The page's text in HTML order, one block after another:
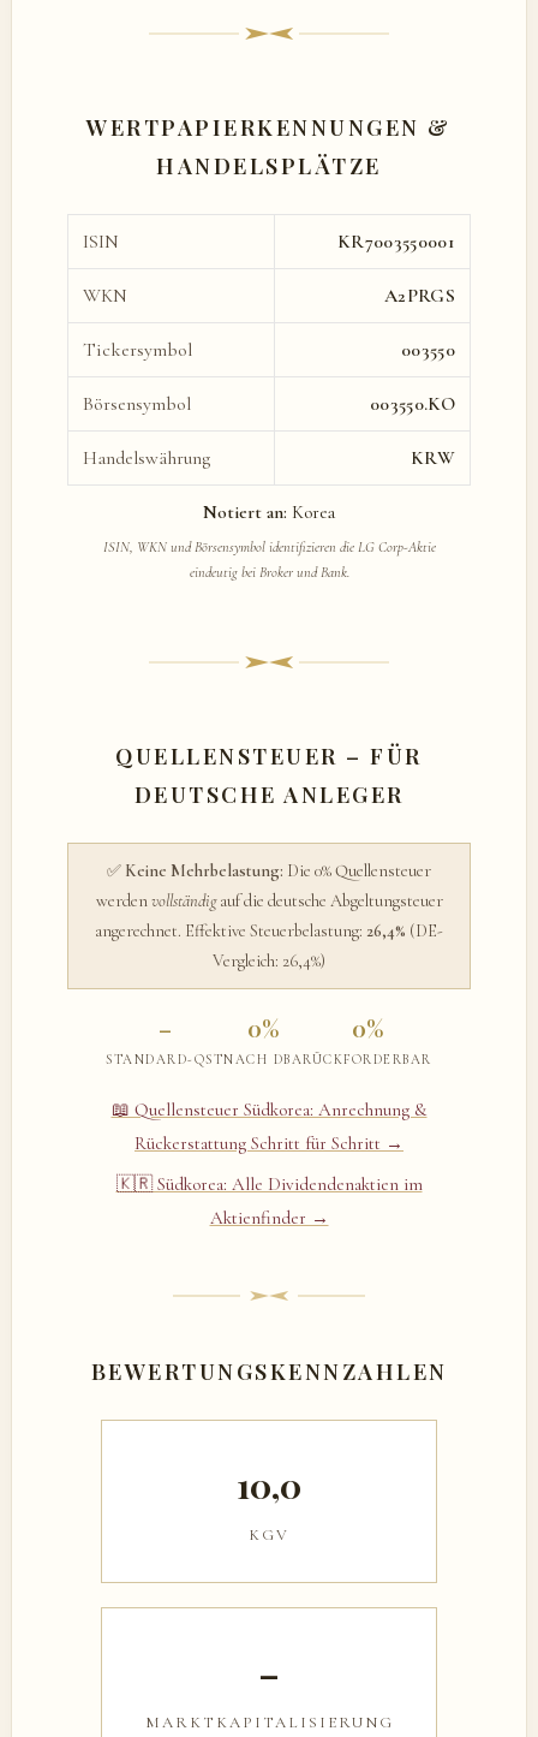
WERTPAPIERKENNUNGEN &
HANDELSPLÄTZE
ISIN KR7003550001
WKN A2PRGS
Tickersymbol 003550
Börsensymbol 003550.KO
Handelswährung KRW
Notiert an: Korea
ISIN, WKN und Börsensymbol identifizieren die LG Corp-Aktie
eindeutig bei Broker und Bank.
QUELLENSTEUER – FÜR
DEUTSCHE ANLEGER
✅ Keine Mehrbelastung: Die 0% Quellensteuer
werdenvollständigauf die deutsche Abgeltungsteuer
angerechnet. Effektive Steuerbelastung: 26,4% (DE-
Vergleich: 26,4%)
–
STANDARD-QST
0%
NACH DBA
0%
RÜCKFORDERBAR
📖 Quellensteuer Südkorea: Anrechnung &
Rückerstattung Schritt für Schritt →
🇰🇷 Südkorea: Alle Dividendenaktien im
Aktienfinder →
BEWERTUNGSKENNZAHLEN
10,0
KGV
–
MARKTKAPITALISIERUNG